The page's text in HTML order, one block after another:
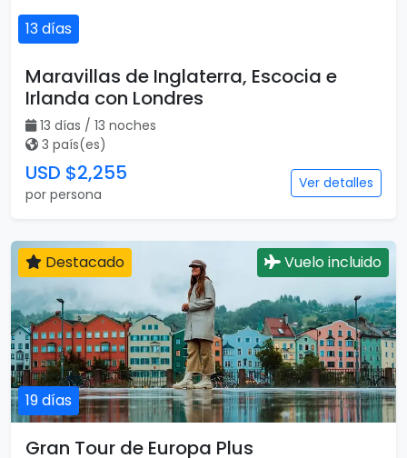
13 días
Maravillas de Inglaterra, Escocia e
Irlanda con Londres
13 días / 13 noches
3 país(es)
USD $2,255
por persona
Ver detalles
19 días
Destacado Vuelo incluido
Gran Tour de Europa Plus